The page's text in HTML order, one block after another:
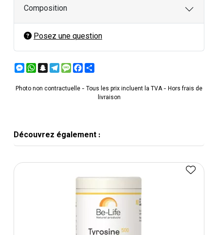
Composition
Posez une question
Messenger
WhatsApp
Snapchat
Telegram
MessageFacebook
Photo non contractuelle - Tous les prix incluent la TVA - Hors frais de
livraison
Découvrez également :